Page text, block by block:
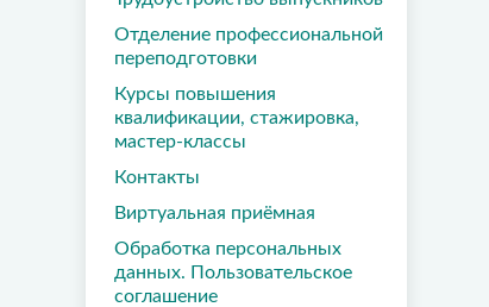
Отделение профессиональной
переподготовки
Курсы повышения
квалификации, стажировка,
мастер-классы
Контакты
Виртуальная приёмная
Обработка персональных
данных. Пользовательское
соглашение